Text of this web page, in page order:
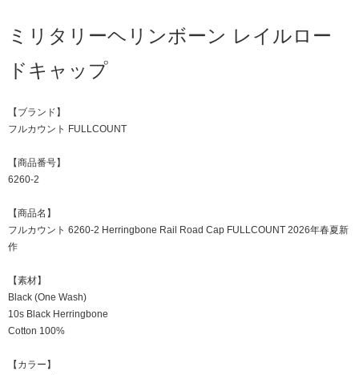
ミリタリーヘリンボーン レイルロー
ドキャップ
【ブランド】
フルカウント FULLCOUNT
【商品番号】
6260-2
【商品名】
フルカウント 6260-2 Herringbone Rail Road Cap FULLCOUNT 2026年春夏新
作
【素材】
Black (One Wash)
10s Black Herringbone
Cotton 100%
【カラー】